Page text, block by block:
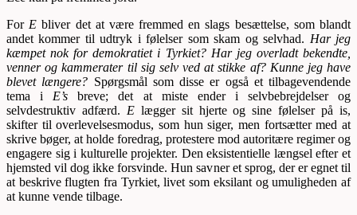
For E bliver det at være fremmed en slags besættelse, som blandt
andet kommer til udtryk i følelser som skam og selvhad. Har jeg
kæmpet nok for demokratiet i Tyrkiet? Har jeg overladt bekendte,
venner og kammerater til sig selv ved at stikke af? Kunne jeg have
blevet længere? Spørgsmål som disse er også et tilbagevendende
tema i E’s breve; det at miste ender i selvbebrejdelser og
selvdestruktiv adfærd. Elægger sit hjerte og sine følelser på is,
skifter til overlevelsesmodus, som hun siger, men fortsætter med at
skrive bøger, at holde foredrag, protestere mod autoritære regimer og
engagere sig i kulturelle projekter. Den eksistentielle længsel efter et
hjemsted vil dog ikke forsvinde. Hun savner et sprog, der er egnet til
at beskrive flugten fra Tyrkiet, livet som eksilant og umuligheden af
at kunne vende tilbage.